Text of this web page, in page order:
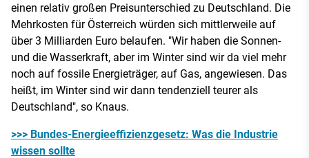
einen relativ großen Preisunterschied zu Deutschland. Die
Mehrkosten für Österreich würden sich mittlerweile auf
über 3 Milliarden Euro belaufen. "Wir haben die Sonnen-
und die Wasserkraft, aber im Winter sind wir da viel mehr
noch auf fossile Energieträger, auf Gas, angewiesen. Das
heißt, im Winter sind wir dann tendenziell teurer als
Deutschland", so Knaus.
>>> Bundes-Energieeffizienzgesetz: Was die Industrie
wissen sollte